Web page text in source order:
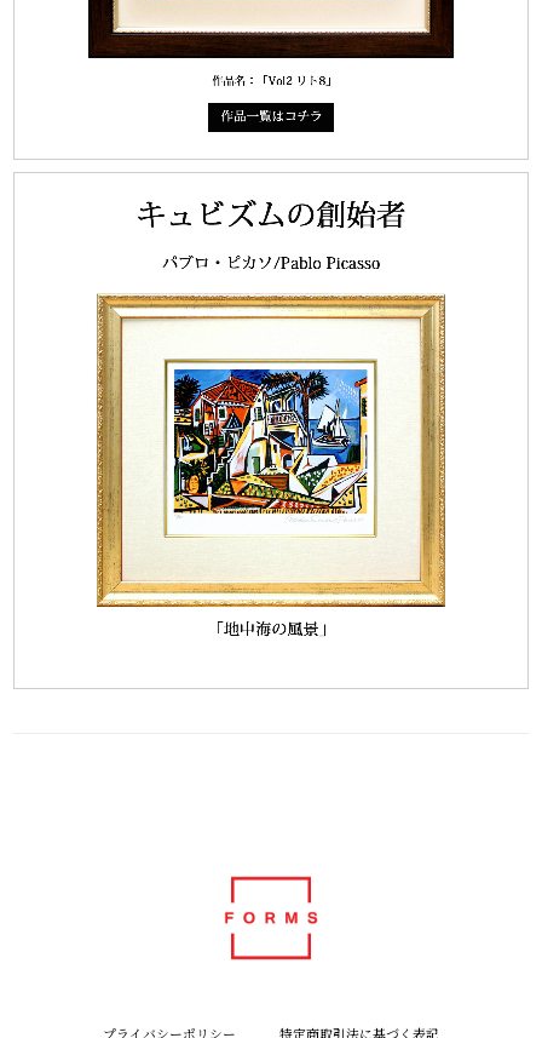
プライバシーポリシー 特定商取引法に基づく表記